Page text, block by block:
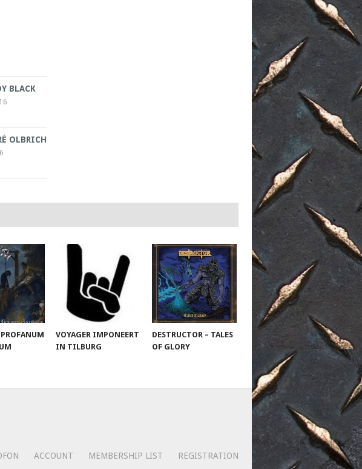
BLACK
OLBRICH
VOYAGER IMPONEERT
IN TILBURG
DESTRUCTOR – TALES
OF GLORY
ACCOUNT MEMBERSHIP LIST REGISTRATION